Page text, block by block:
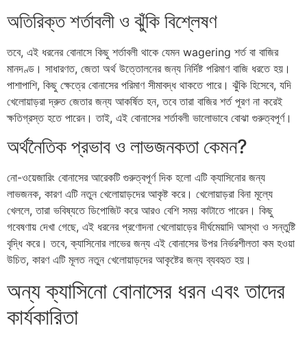
অতিরিক্ত শর্তাবলী ও ঝুঁকি বিশ্লেষণ
তবে, এই ধরনের বোনাসে কিছু শর্তাবলী থাকে যেমন wagering শর্ত বা বাজির
মানদণ্ড। সাধারণত, জেতা অর্থ উত্তোলনের জন্য নির্দিষ্ট পরিমাণ বাজি ধরতে হয়।
পাশাপাশি, কিছু ক্ষেত্রে বোনাসের পরিমাণ সীমাবদ্ধ থাকতে পারে। ঝুঁকি হিসেবে, যদি
খেলোয়াড়রা দ্রুত জেতার জন্য আকর্ষিত হন, তবে তারা বাজির শর্ত পূরণ না করেই
ক্ষতিগ্রস্ত হতে পারেন। তাই, এই বোনাসের শর্তাবলী ভালোভাবে বোঝা গুরুত্বপূর্ণ।
অর্থনৈতিক প্রভাব ও লাভজনকতা কেমন?
নো-ওয়েজারিং বোনাসের আরেকটি গুরুত্বপূর্ণ দিক হলো এটি ক্যাসিনোর জন্য
লাভজনক, কারণ এটি নতুন খেলোয়াড়দের আকৃষ্ট করে। খেলোয়াড়রা বিনা মূল্যে
খেললে, তারা ভবিষ্যতে ডিপোজিট করে আরও বেশি সময় কাটাতে পারেন। কিছু
গবেষণায় দেখা গেছে, এই ধরনের প্রণোদনা খেলোয়াড়ের দীর্ঘমেয়াদি আস্থা ও সন্তুষ্টি
বৃদ্ধি করে। তবে, ক্যাসিনোর লাভের জন্য এই বোনাসের উপর নির্ভরশীলতা কম হওয়া
উচিত, কারণ এটি মূলত নতুন খেলোয়াড়দের আকৃষ্টের জন্য ব্যবহৃত হয়।
অন্য ক্যাসিনো বোনাসের ধরন এবং তাদের
কার্যকারিতা